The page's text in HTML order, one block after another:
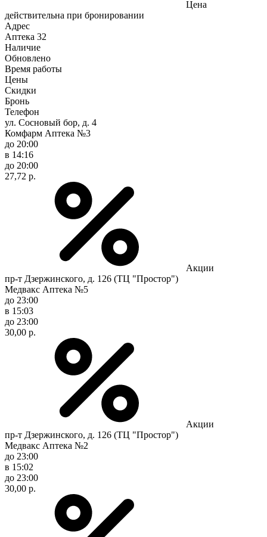
Цена
действительна при бронировании
Адрес
Аптека 32
Наличие
Обновлено
Время работы
Цены
Скидки
Бронь
Телефон
ул. Сосновый бор, д. 4
Комфарм Аптека №3
до 20:00
в 14:16
до 20:00
27,72 р.
Акции
пр-т Дзержинского, д. 126 (ТЦ "Простор")
Медвакс Аптека №5
до 23:00
в 15:03
до 23:00
30,00 р.
Акции
пр-т Дзержинского, д. 126 (ТЦ "Простор")
Медвакс Аптека №2
до 23:00
в 15:02
до 23:00
30,00 р.